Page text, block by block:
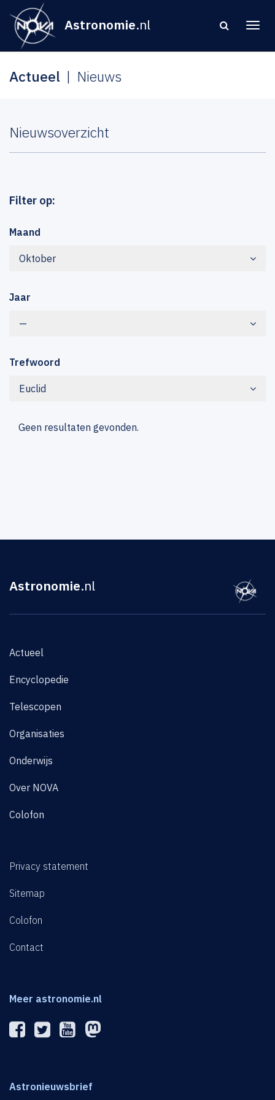
Astronomie.nl
Actueel Nieuws
Nieuwsoverzicht
Filter op:
Maand
Oktober
Jaar
—
Trefwoord
Euclid
Geen resultaten gevonden.
Astronomie.nl
Actueel
Encyclopedie
Telescopen
Organisaties
Onderwijs
Over NOVA
Colofon
Privacy statement
Sitemap
Colofon
Contact
Meer astronomie.nl
Astronieuwsbrief